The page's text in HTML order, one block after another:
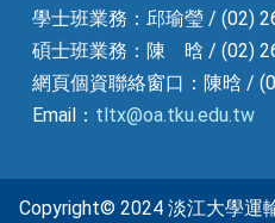
學士班業務：邱瑜瑩 / (02)
碩士班業務：陳 晗 / (02)
網頁個資聯絡窗口：陳晗 /
Email： tltx@oa.tku.edu.tw
Copyright© 2024 淡江大學運